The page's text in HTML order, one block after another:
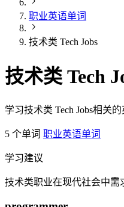
职业英语单词
技术类 Tech Jobs
技术类 Tech
学习技术类 Tech Jobs相关
5 个单词 职业英语单词
学习建议
技术类职业在现代社会中需